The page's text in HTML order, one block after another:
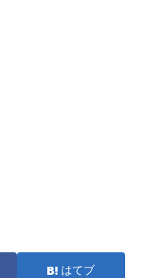
はてブ